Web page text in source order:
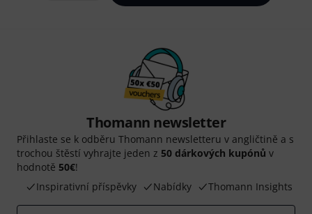
Thomann newsletter
Přihlaste se k odběru Thomann newsletteru v angličtině a s
trochou štěstí vyhrajte jeden z 50 dárkových kupónů v
hodnotě 50€!
Inspirativní příspěvky
Nabídky Thomann Insights